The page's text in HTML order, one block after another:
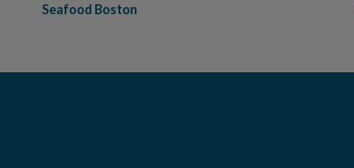
Seafood Boston